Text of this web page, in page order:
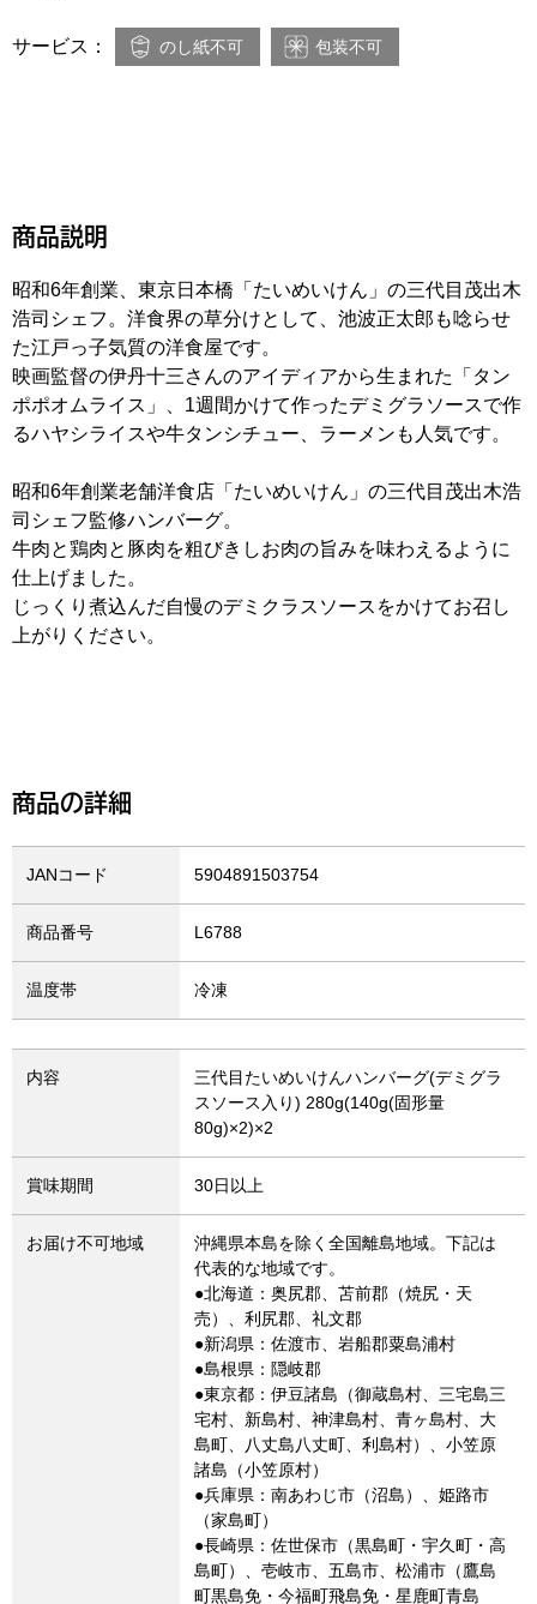
サービス： のし紙不可 包装不可
商品説明
昭和6年創業、東京日本橋「たいめいけん」の三代目茂出木
浩司シェフ。洋食界の草分けとして、池波正太郎も唸らせ
た江戸っ子気質の洋食屋です。
映画監督の伊丹十三さんのアイディアから生まれた「タン
ポポオムライス」、1週間かけて作ったデミグラソースで作
るハヤシライスや牛タンシチュー、ラーメンも人気です。
昭和6年創業老舗洋食店「たいめいけん」の三代目茂出木浩
司シェフ監修ハンバーグ。
牛肉と鶏肉と豚肉を粗びきしお肉の旨みを味わえるように
仕上げました。
じっくり煮込んだ自慢のデミクラスソースをかけてお召し
上がりください。
商品の詳細
JANコード 5904891503754
商品番号 L6788
温度帯 冷凍
内容
三代目たいめいけんハンバーグ(デミグラ
スソース入り) 280g(140g(固形量
80g)×2)×2
賞味期間 30日以上
お届け不可地域
沖縄県本島を除く全国離島地域。下記は
代表的な地域です。
●北海道：奥尻郡、苫前郡（焼尻・天
売）、利尻郡、礼文郡
●新潟県：佐渡市、岩船郡粟島浦村
●島根県：隠岐郡
●東京都：伊豆諸島（御蔵島村、三宅島三
宅村、新島村、神津島村、青ヶ島村、大
島町、八丈島八丈町、利島村）、小笠原
諸島（小笠原村）
●兵庫県：南あわじ市（沼島）、姫路市
（家島町）
●長崎県：佐世保市（黒島町・宇久町・高
島町）、壱岐市、五島市、松浦市（鷹島
町黒島免・今福町飛島免・星鹿町青島